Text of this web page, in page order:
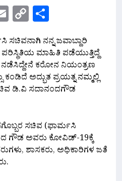
Email
Copy
Link
ನನ್ನ ಜವಾಬ್ದಾರಿ
ಪರಿಸ್ಥಿತಿಯ ಮಾಹಿತಿ ಪಡೆಯುತ್ತಿದ್ದೆ
ನಡೆಸಿದ್ದೇನೆ ಕರೋನ ನಿಯಂತ್ರಣ
ಅದ್ಭುತ ಪ್ರಯತ್ನ ನಮ್ಮಲ್ಲಿ
ಡಿ.ವಿ ಸದಾನಂದಗೌಡ
ಸಚಿವ (ಫಾರ್ಮಸಿ
ಗೌಡ ಅವರು ಕೋವಿಡ್-19ಕ್ಕೆ
ಶಾಸಕರು, ಅಧಿಕಾರಿಗಳ ಜತೆ